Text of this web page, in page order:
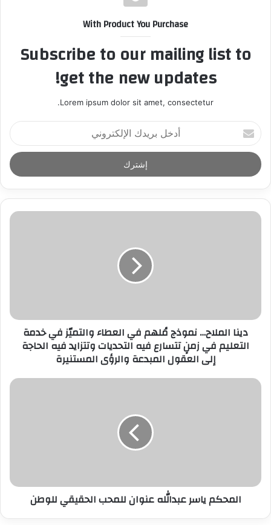
With Product You Purchase
Subscribe to our mailing list to
get the new updates!
Lorem ipsum dolor sit amet, consectetur.
أ
د
خ
ل
ر
د
ر
دينا الملاح… نموذج مُلهم في العطاء والتميّز في خدمة
التعليم في زمنٍ تتسارع فيه التحديات وتتزايد فيه الحاجة
إلى العقول المبدعة والرؤى المستنيرة
المحكم ياسر عبدالله عنوان للمحب الحقيقي للوطن